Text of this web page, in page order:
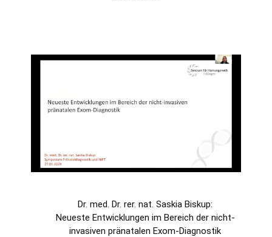
Dr. med. Dr. rer. nat. Saskia Biskup:
Neueste Entwicklungen im Bereich der nicht-
invasiven pränatalen Exom-Diagnostik